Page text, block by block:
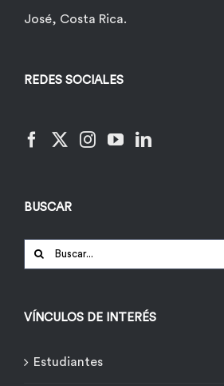
José, Costa Rica.
REDES SOCIALES
BUSCAR
Buscar:
VÍNCULOS DE INTERÉS
Estudiantes